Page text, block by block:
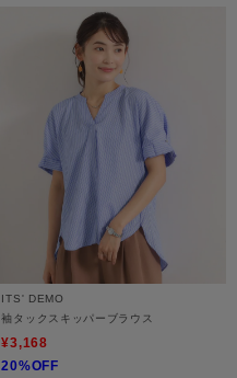
ITS' DEMO
袖タックスキッパーブラウス
¥3,168
20%OFF